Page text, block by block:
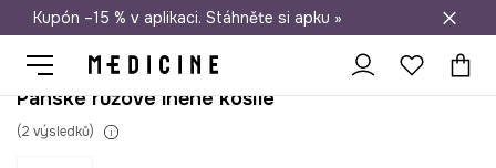
Doprava zdarma při nákupu nad 1 200 Kč
Kupón –15 % v aplikaci. Stáhněte si apku »
Pánské růžové lněné košile
(2 výsledků)